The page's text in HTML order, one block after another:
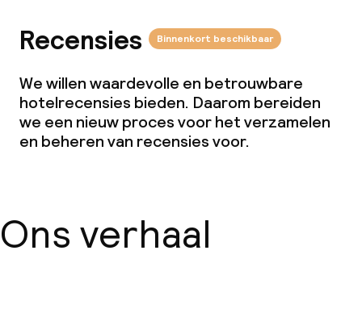
Recensies Binnenkort beschikbaar
We willen waardevolle en betrouwbare
hotelrecensies bieden. Daarom bereiden
we een nieuw proces voor het verzamelen
en beheren van recensies voor.
Ons verhaal